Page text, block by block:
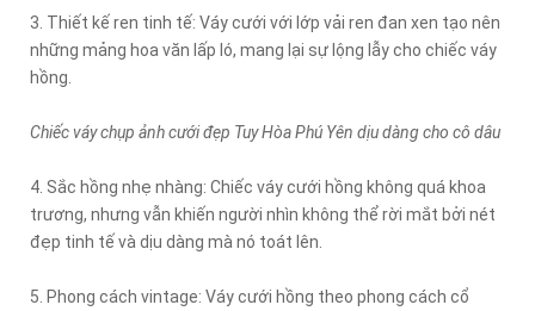
3. Thiết kế ren tinh tế: Váy cưới với lớp vải ren đan xen tạo nên
những mảng hoa văn lấp ló, mang lại sự lộng lẫy cho chiếc váy
hồng.
Chiếc váy chụp ảnh cưới đẹp Tuy Hòa Phú Yên dịu dàng cho cô dâu
4. Sắc hồng nhẹ nhàng: Chiếc váy cưới hồng không quá khoa
trương, nhưng vẫn khiến người nhìn không thể rời mắt bởi nét
đẹp tinh tế và dịu dàng mà nó toát lên.
5. Phong cách vintage: Váy cưới hồng theo phong cách cổ